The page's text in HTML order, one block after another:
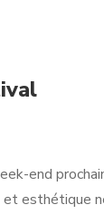
end
esthétique